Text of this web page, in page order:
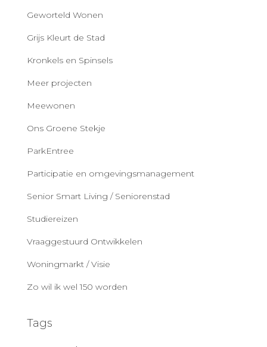
Geworteld Wonen
Grijs Kleurt de Stad
Kronkels en Spinsels
Meer projecten
Meewonen
Ons Groene Stekje
ParkEntree
Participatie en omgevingsmanagement
Senior Smart Living / Seniorenstad
Studiereizen
Vraaggestuurd Ontwikkelen
Woningmarkt / Visie
Zo wil ik wel 150 worden
Tags